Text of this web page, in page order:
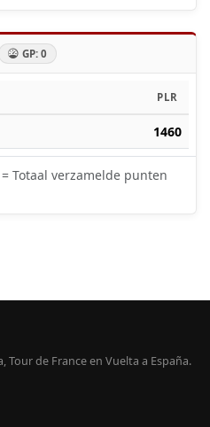
GP: 0
PLR
1460
Totaal verzamelde punten
de France en Vuelta a España.